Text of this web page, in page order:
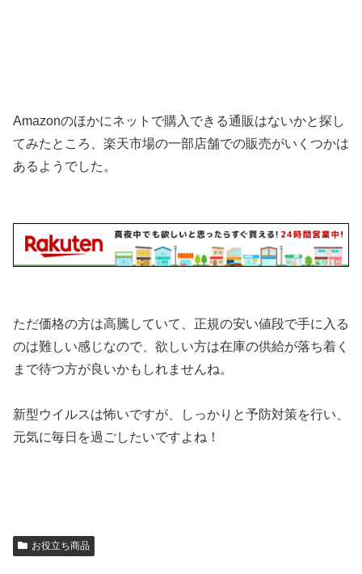
Amazonのほかにネットで購入できる通販はないかと探し
てみたところ、楽天市場の一部店舗での販売がいくつかは
あるようでした。
ただ価格の方は高騰していて、正規の安い値段で手に入る
のは難しい感じなので、欲しい方は在庫の供給が落ち着く
まで待つ方が良いかもしれませんね。
新型ウイルスは怖いですが、しっかりと予防対策を行い、
元気に毎日を過ごしたいですよね！
お役立ち商品